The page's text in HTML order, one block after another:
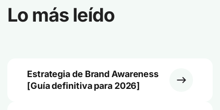
Lo más leído
Estrategia de Brand Awareness
[Guía definitiva para 2026]